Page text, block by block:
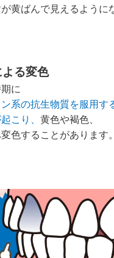
黄ばんで見えるように
よる変色
に
系の抗生物質を服用す
こり、 黄色や褐色、
色することがあります。